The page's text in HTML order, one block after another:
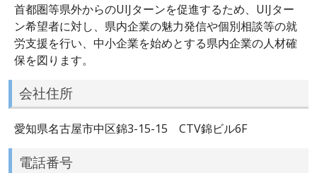
首都圏等県外からのUIJターンを促進するため、UIJター
ン希望者に対し、県内企業の魅力発信や個別相談等の就
労支援を行い、中小企業を始めとする県内企業の人材確
保を図ります。
会社住所
愛知県名古屋市中区錦3-15-15 CTV錦ビル6F
電話番号